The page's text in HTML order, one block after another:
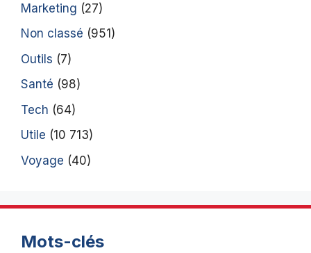
Marketing (27)
Non classé (951)
Outils (7)
Santé (98)
Tech (64)
Utile (10 713)
Voyage (40)
Mots-clés